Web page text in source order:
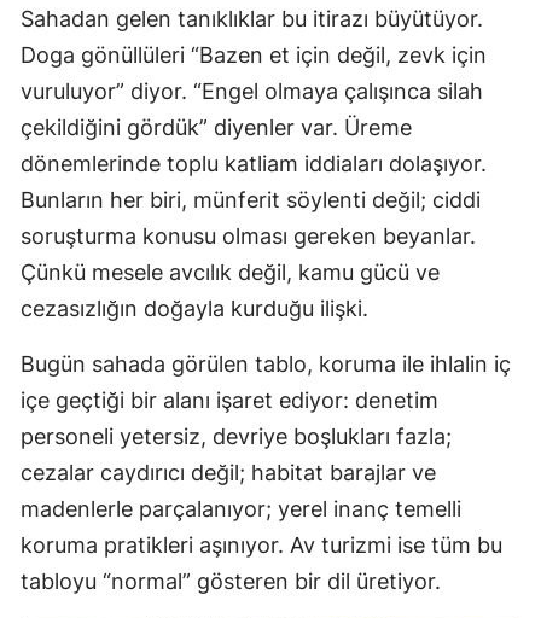
Sahadan gelen tanıklıklar bu itirazı büyütüyor.
Doga gönüllüleri “Bazen et için değil, zevk için
vuruluyor” diyor. “Engel olmaya çalışınca silah
çekildiğini gördük” diyenler var. Üreme
dönemlerinde toplu katliam iddiaları dolaşıyor.
Bunların her biri, münferit söylenti değil; ciddi
soruşturma konusu olması gereken beyanlar.
Çünkü mesele avcılık değil, kamu gücü ve
cezasızlığın doğayla kurduğu ilişki.
Bugün sahada görülen tablo, koruma ile ihlalin iç
içe geçtiği bir alanı işaret ediyor: denetim
personeli yetersiz, devriye boşlukları fazla;
cezalar caydırıcı değil; habitat barajlar ve
madenlerle parçalanıyor; yerel inanç temelli
koruma pratikleri aşınıyor. Av turizmi ise tüm bu
tabloyu “normal” gösteren bir dil üretiyor.